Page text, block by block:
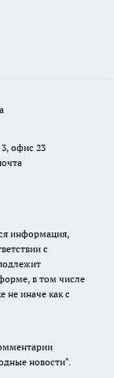
3, офис 23
информация,
с
в том числе
не иначе как с
новости".